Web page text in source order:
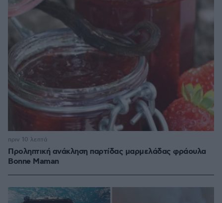
Προληπτική ανάκληση παρτίδας μαρμελάδας φράουλα
Bonne Maman
πριν 10 λεπτά